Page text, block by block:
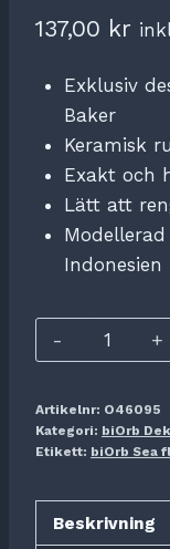
137,00 kr
Exklusiv
Baker
Keramisk
Exakt och
Lätt att
Indonesien
biOrb
Sea
M
blå
Artikelnr: O46095
Kategori: biOrb
Etikett: biOrb Sea
Beskrivning